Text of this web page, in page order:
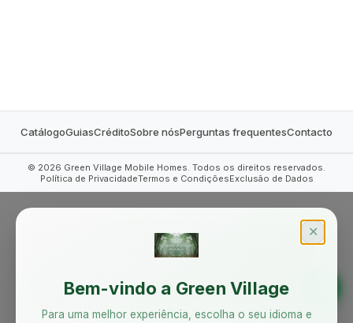
CatálogoGuiasCréditoSobre nósPerguntas frequentesContacto
© 2026 Green Village Mobile Homes. Todos os direitos reservados.
Política de PrivacidadeTermos e CondiçõesExclusão de Dados
✕
Bem-vindo a Green Village
Para uma melhor experiência, escolha o seu idioma e